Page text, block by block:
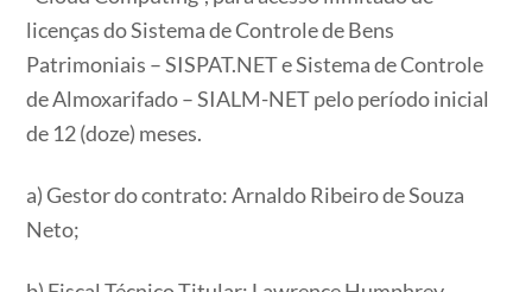
licenças do Sistema de Controle de Bens
Patrimoniais – SISPAT.NET e Sistema de Controle
de Almoxarifado – SIALM-NET pelo período inicial
de 12 (doze) meses.
a) Gestor do contrato: Arnaldo Ribeiro de Souza
Neto;